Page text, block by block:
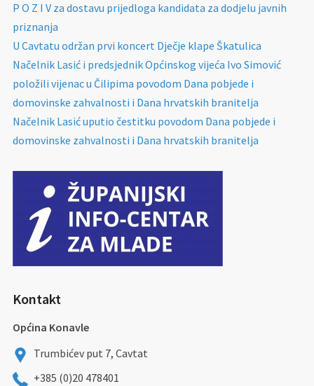
P O Z I V za dostavu prijedloga kandidata za dodjelu javnih
priznanja
U Cavtatu održan prvi koncert Dječje klape Škatulica
Načelnik Lasić i predsjednik Općinskog vijeća Ivo Simović
položili vijenac u Čilipima povodom Dana pobjede i
domovinske zahvalnosti i Dana hrvatskih branitelja
Načelnik Lasić uputio čestitku povodom Dana pobjede i
domovinske zahvalnosti i Dana hrvatskih branitelja
Kontakt
Općina Konavle
Trumbićev put 7, Cavtat
+385 (0)20 478401